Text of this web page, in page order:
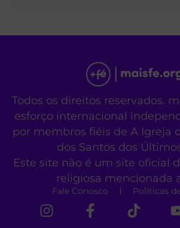
Todos os direitos reservados.
esforço internacional
por membros fiéis de A Igreja
dos Santos dos
Este site não é um site oficial
religiosa mencionada
Fale Conosco Políticas